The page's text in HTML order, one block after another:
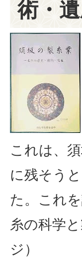
術・
これは、
に残そう
た。これ
糸の科学
ジ）